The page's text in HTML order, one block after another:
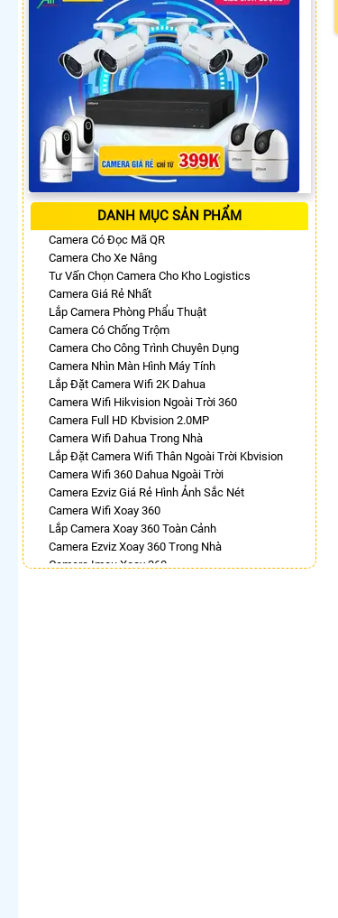
DANH MỤC SẢN PHẨM
Camera Có Đọc Mã QR
Camera Cho Xe Nâng
Tư Vấn Chọn Camera Cho Kho Logistics
Camera Giá Rẻ Nhất
Lắp Camera Phòng Phẩu Thuật
Camera Có Chống Trộm
Camera Cho Công Trình Chuyên Dụng
Camera Nhìn Màn Hình Máy Tính
Lắp Đặt Camera Wifi 2K Dahua
Camera Wifi Hikvision Ngoài Trời 360
Camera Full HD Kbvision 2.0MP
Camera Wifi Dahua Trong Nhà
Lắp Đặt Camera Wifi Thân Ngoài Trời Kbvision
Camera Wifi 360 Dahua Ngoài Trời
Camera Ezviz Giá Rẻ Hình Ảnh Sắc Nét
Camera Wifi Xoay 360
Lắp Camera Xoay 360 Toàn Cảnh
Camera Ezviz Xoay 360 Trong Nhà
Camera Imou Xoay 360